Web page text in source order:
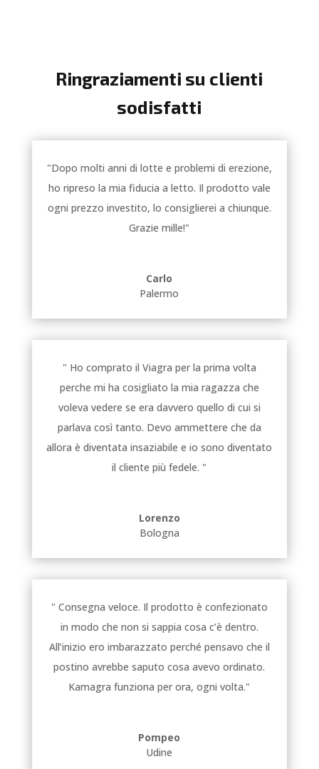
Ringraziamenti su clienti
sodisfatti
"Dopo molti anni di lotte e problemi di erezione,
ho ripreso la mia fiducia a letto. Il prodotto vale
ogni prezzo investito, lo consiglierei a chiunque.
Grazie mille!"
Carlo
Palermo
" Ho comprato il Viagra per la prima volta
perche mi ha cosigliato la mia ragazza che
voleva vedere se era davvero quello di cui si
parlava così tanto. Devo ammettere che da
allora è diventata insaziabile e io sono diventato
il cliente più fedele. "
Lorenzo
Bologna
" Consegna veloce. Il prodotto è confezionato
in modo che non si sappia cosa c’è dentro.
All’inizio ero imbarazzato perché pensavo che il
postino avrebbe saputo cosa avevo ordinato.
Kamagra funziona per ora, ogni volta."
Pompeo
Udine